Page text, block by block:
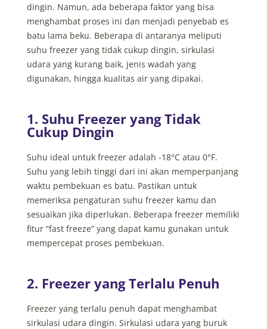
dingin. Namun, ada beberapa faktor yang bisa
menghambat proses ini dan menjadi penyebab es
batu lama beku. Beberapa di antaranya meliputi
suhu freezer yang tidak cukup dingin, sirkulasi
udara yang kurang baik, jenis wadah yang
digunakan, hingga kualitas air yang dipakai.
1. Suhu Freezer yang Tidak
Cukup Dingin
Suhu ideal untuk freezer adalah -18°C atau 0°F.
Suhu yang lebih tinggi dari ini akan memperpanjang
waktu pembekuan es batu. Pastikan untuk
memeriksa pengaturan suhu freezer kamu dan
sesuaikan jika diperlukan. Beberapa freezer memiliki
fitur “fast freeze” yang dapat kamu gunakan untuk
mempercepat proses pembekuan.
2. Freezer yang Terlalu Penuh
Freezer yang terlalu penuh dapat menghambat
sirkulasi udara dingin. Sirkulasi udara yang buruk